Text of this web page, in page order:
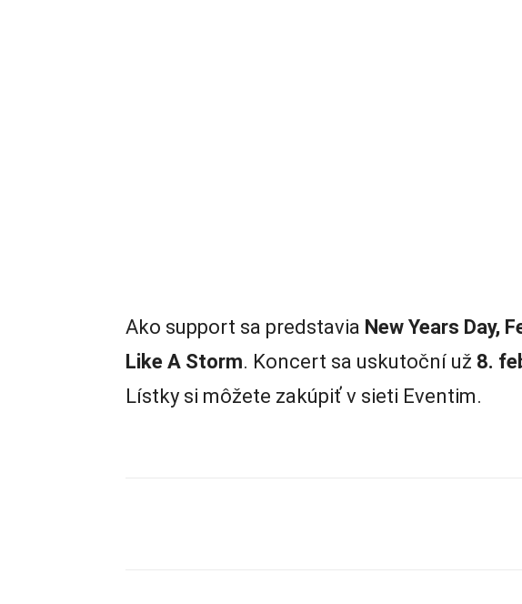
Ako support sa predstavia New Years Day,
Like A Storm. Koncert sa uskutoční už 8.
Lístky si môžete zakúpiť v sieti Eventim.